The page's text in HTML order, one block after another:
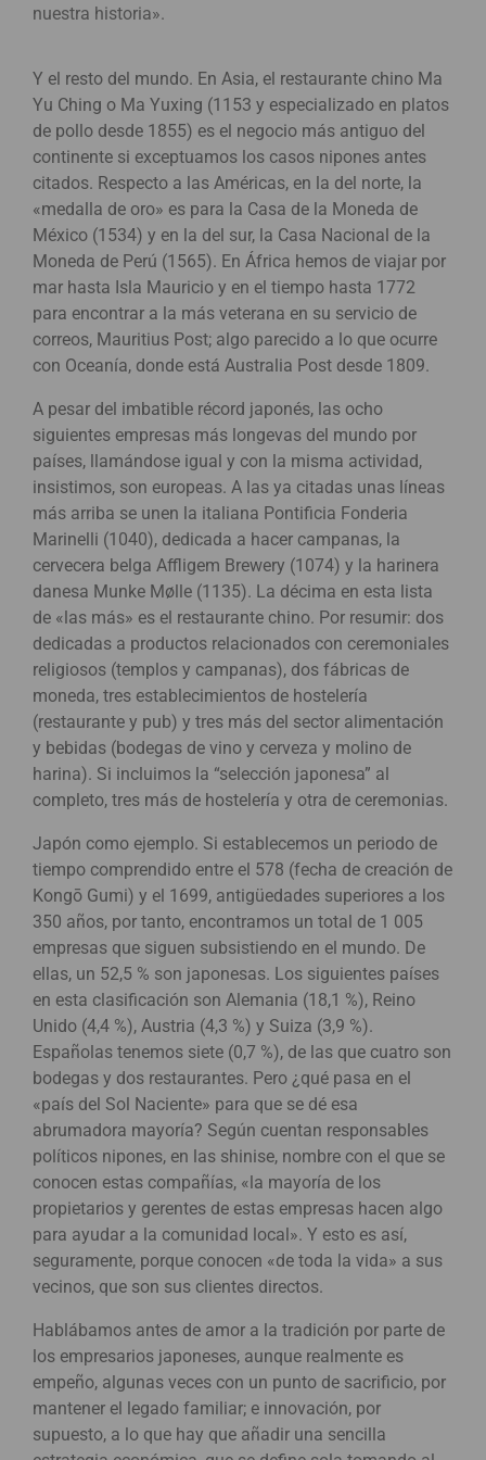
nuestra historia».
Y el resto del mundo. En Asia, el restaurante chino Ma
Yu Ching o Ma Yuxing (1153 y especializado en platos
de pollo desde 1855) es el negocio más antiguo del
continente si exceptuamos los casos nipones antes
citados. Respecto a las Américas, en la del norte, la
«medalla de oro» es para la Casa de la Moneda de
México (1534) y en la del sur, la Casa Nacional de la
Moneda de Perú (1565). En África hemos de viajar por
mar hasta Isla Mauricio y en el tiempo hasta 1772
para encontrar a la más veterana en su servicio de
correos, Mauritius Post; algo parecido a lo que ocurre
con Oceanía, donde está Australia Post desde 1809.
A pesar del imbatible récord japonés, las ocho
siguientes empresas más longevas del mundo por
países, llamándose igual y con la misma actividad,
insistimos, son europeas. A las ya citadas unas líneas
más arriba se unen la italiana Pontificia Fonderia
Marinelli (1040), dedicada a hacer campanas, la
cervecera belga Affligem Brewery (1074) y la harinera
danesa Munke Mølle (1135). La décima en esta lista
de «las más» es el restaurante chino. Por resumir: dos
dedicadas a productos relacionados con ceremoniales
religiosos (templos y campanas), dos fábricas de
moneda, tres establecimientos de hostelería
(restaurante y pub) y tres más del sector alimentación
y bebidas (bodegas de vino y cerveza y molino de
harina). Si incluimos la “selección japonesa” al
completo, tres más de hostelería y otra de ceremonias.
Japón como ejemplo. Si establecemos un periodo de
tiempo comprendido entre el 578 (fecha de creación de
Kongō Gumi) y el 1699, antigüedades superiores a los
350 años, por tanto, encontramos un total de 1 005
empresas que siguen subsistiendo en el mundo. De
ellas, un 52,5 % son japonesas. Los siguientes países
en esta clasificación son Alemania (18,1 %), Reino
Unido (4,4 %), Austria (4,3 %) y Suiza (3,9 %).
Españolas tenemos siete (0,7 %), de las que cuatro son
bodegas y dos restaurantes. Pero ¿qué pasa en el
«país del Sol Naciente» para que se dé esa
abrumadora mayoría? Según cuentan responsables
políticos nipones, en las shinise, nombre con el que se
conocen estas compañías, «la mayoría de los
propietarios y gerentes de estas empresas hacen algo
para ayudar a la comunidad local». Y esto es así,
seguramente, porque conocen «de toda la vida» a sus
vecinos, que son sus clientes directos.
Hablábamos antes de amor a la tradición por parte de
los empresarios japoneses, aunque realmente es
empeño, algunas veces con un punto de sacrificio, por
mantener el legado familiar; e innovación, por
supuesto, a lo que hay que añadir una sencilla